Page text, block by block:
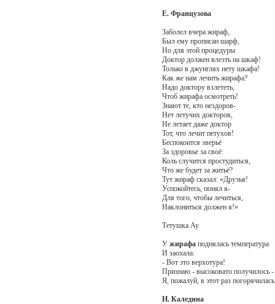
Е. Французова
Заболел вчера жираф,
Был ему прописан шарф,
Но для этой процедуры
Доктор должен влезть на шкаф!
Только в джунглях нету шкафа!
Как же нам лечить жирафа?
Надо доктору взлететь,
Чтоб жирафа осмотреть!
Знают те, кто нездоров-
Нет летучих докторов,
Не летает даже доктор
Тот, что лечит петухов!
Беспокоится зверьё
За здоровье за своё:
Коль случится простудиться,
Что же будет за житьё?
Тут жираф сказал: «Друзья!
Успокойтесь, понял я-
Для того, чтобы лечиться,
Наклониться должен я!»
Тетушка Ау
У жирафаподнялась температура
И заохала:
- Вот это верхотура!
Признаю - высоковато получилось -
Я, пожалуй, в этот раз
Н. Каледина